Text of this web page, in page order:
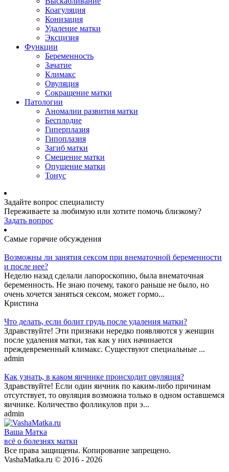
Коагуляция
Конизация
Удаление матки
Эксцизия
Функции
Беременность
Зачатие
Климакс
Овуляция
Сокращение матки
Патологии
Аномалии развития матки
Бесплодие
Гиперплазия
Гипоплазия
Загиб матки
Смещение матки
Опущение матки
Тонус
Задайте вопрос специалисту
Переживаете за любимую или хотите помочь близкому?
Задать вопрос
Самые горячие обсуждения
Возможны ли занятия сексом при внематочной беременности
и после нее?
Неделю назад сделали лапороскопию, была внематочная
беременность. Не знаю почему, такого раньше не было, но
очень хочется заняться сексом, может гормо...
Кристина
Что делать, если болит грудь после удаления матки?
Здравствуйте! Эти признаки нередко появляются у женщин
после удаления матки, так как у них начинается
преждевременный климакс. Существуют специальные ...
admin
Как узнать, в каком яичнике происходит овуляция?
Здравствуйте! Если один яичник по каким-либо причинам
отсутствует, то овуляция возможна только в одном оставшемся
яичнике. Количество фолликулов при э...
admin
Ваша Матка
всё о болезнях матки
Все права защищены. Копирование запрещено.
VashaMatka.ru © 2016 - 2026